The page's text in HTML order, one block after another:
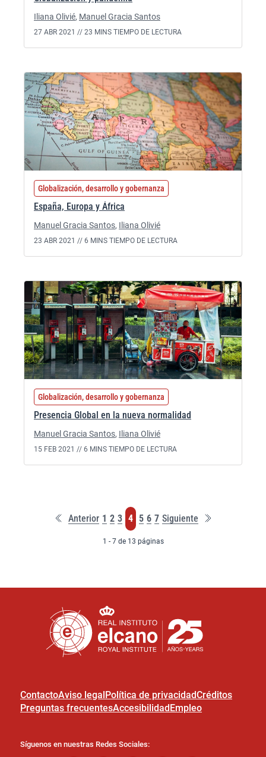
Iliana Olivié, Manuel Gracia Santos
27 ABR 2021 // 23 MINS TIEMPO DE LECTURA
Globalización, desarrollo y gobernanza
España, Europa y África
Manuel Gracia Santos, Iliana Olivié
23 ABR 2021 // 6 MINS TIEMPO DE LECTURA
Globalización, desarrollo y gobernanza
Presencia Global en la nueva normalidad
Manuel Gracia Santos, Iliana Olivié
15 FEB 2021 // 6 MINS TIEMPO DE LECTURA
Primera
página
Anterior Página
1 Página
2 Página
3 Página
4 Página
5 Página
6 Página
7 Siguiente
Última
página
1 - 7 de 13 páginas
ContactoAviso legalPolítica de privacidadCréditos
Preguntas frecuentesAccesibilidadEmpleo
Síguenos en nuestras Redes Sociales: